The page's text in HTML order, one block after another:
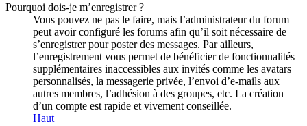
Pourquoi dois-je m’enregistrer ?
Vous pouvez ne pas le faire, mais l’administrateur du forum
peut avoir configuré les forums afin qu’il soit nécessaire de
s’enregistrer pour poster des messages. Par ailleurs,
l’enregistrement vous permet de bénéficier de fonctionnalités
supplémentaires inaccessibles aux invités comme les avatars
personnalisés, la messagerie privée, l’envoi d’e-mails aux
autres membres, l’adhésion à des groupes, etc. La création
d’un compte est rapide et vivement conseillée.
Haut